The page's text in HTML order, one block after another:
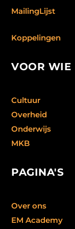
MailingLijst
Koppelingen
VOOR WIE
Cultuur
Overheid
Onderwijs
MKB
PAGINA'S
Over ons
EM Academy